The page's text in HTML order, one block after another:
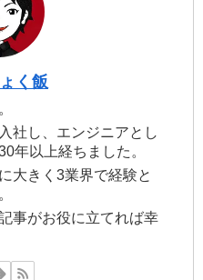
く飯
社し、エンジニアとし
年以上経ちました。
大きく3業界で経験と
事がお役に立てれば幸